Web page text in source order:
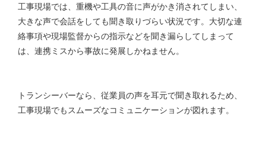
工事現場では、重機や工具の音に声がかき消されてしまい、
大きな声で会話をしても聞き取りづらい状況です。大切な連
絡事項や現場監督からの指示などを聞き漏らしてしまって
は、連携ミスから事故に発展しかねません。
トランシーバーなら、従業員の声を耳元で聞き取れるため、
工事現場でもスムーズなコミュニケーションが図れます。